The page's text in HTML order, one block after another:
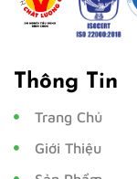
Thông Tin
Trang Chủ
Giới Thiệu